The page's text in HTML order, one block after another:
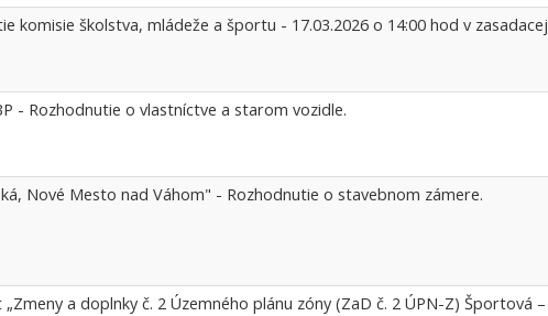
komisie školstva, mládeže a športu - 17.03.2026 o 14:00 hod v zasadacej
- Rozhodnutie o vlastníctve a starom vozidle.
Nové Mesto nad Váhom" - Rozhodnutie o stavebnom zámere.
a doplnky č. 2 Územného plánu zóny (ZaD č. 2 ÚPN-Z) Športová –